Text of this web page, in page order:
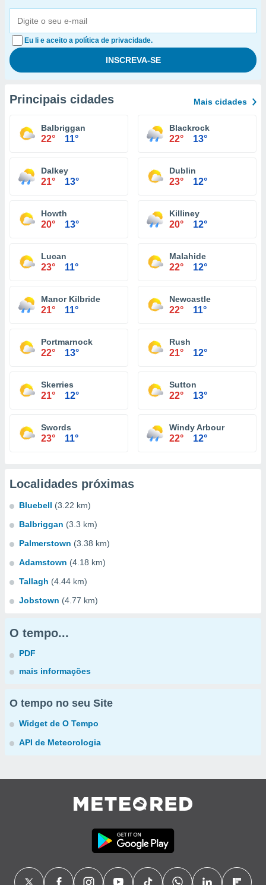
Eu li e aceito a política de privacidade.
Principais cidades Mais cidades
Balbriggan
22° 11°
Blackrock
22° 13°
Dalkey
21° 13°
Dublin
23° 12°
Howth
20° 13°
Killiney
20° 12°
Lucan
23° 11°
Malahide
22° 12°
Manor Kilbride
21° 11°
Newcastle
22° 11°
Portmarnock
22° 13°
Rush
21° 12°
Skerries
21° 12°
Sutton
22° 13°
Swords
23° 11°
Windy Arbour
22° 12°
Localidades próximas
Bluebell (3.22 km)
Balbriggan (3.3 km)
Palmerstown (3.38 km)
Adamstown (4.18 km)
Tallagh (4.44 km)
Jobstown (4.77 km)
O tempo...
PDF
mais informações
O tempo no seu Site
Widget de O Tempo
API de Meteorologia